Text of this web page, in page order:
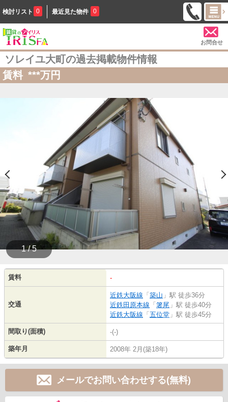
検討リスト 0 最近見た物件 0
お問合せ
ソレイユ大町の過去掲載物件情報
賃料 ***万円
1 / 5
賃料 -
交通
近鉄大阪線 「 築山 」駅 徒歩36分
近鉄田原本線 「 箸尾 」駅 徒歩40分
近鉄大阪線 「 五位堂 」駅 徒歩45分
間取り(面積) -(-)
築年月 2008年 2月(築18年)
メールでお問い合わせする(無料)